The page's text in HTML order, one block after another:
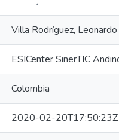
Villa Rodríguez, Leonardo
ESICenter SinerTIC Andino
Colombia
2020-02-20T17:50:23Z